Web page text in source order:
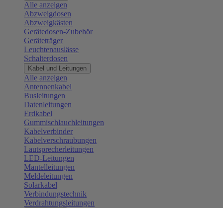
Alle anzeigen
Abzweigdosen
Abzweigkästen
Gerätedosen-Zubehör
Geräteträger
Leuchtenauslässe
Schalterdosen
Kabel und Leitungen
Alle anzeigen
Antennenkabel
Busleitungen
Datenleitungen
Erdkabel
Gummischlauchleitungen
Kabelverbinder
Kabelverschraubungen
Lautsprecherleitungen
LED-Leitungen
Mantelleitungen
Meldeleitungen
Solarkabel
Verbindungstechnik
Verdrahtungsleitungen